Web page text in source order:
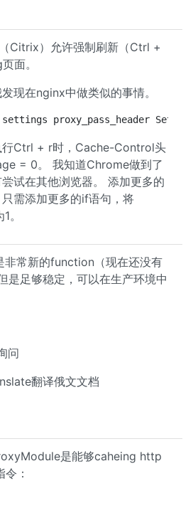
Citrix）允许强制刷新（Ctrl +
面。
现在nginx中做类似的事情。
proxy_pass_header Set-
行Ctrl + r时，Cache-Control头
= 0。 我知道Chrome做到了
试在其他浏览器。 添加更多的
需添加更多的if语句，将
。
常新的function（现在还没有
是足够稳定，可以在生产环境中
问
翻译俄文文档
是能够caheing http
：